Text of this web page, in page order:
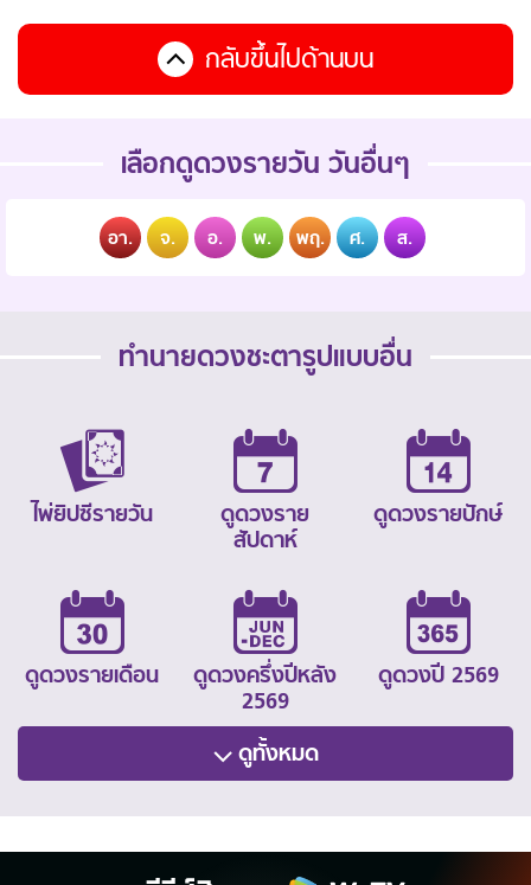
กลับขึ้นไปด้านบน
เลือกดูดวงรายวัน วันอื่นๆ
อา. จ. อ. พ. พฤ. ศ. ส.
ทำนายดวงชะตารูปแบบอื่น
ไพ่ยิปซีรายวัน
ดูดวงราย
สัปดาห์
ดูดวงรายปักษ์
ดูดวงรายเดือน
ดูดวงครึ่งปีหลัง
2569
ดูดวงปี 2569
ดูทั้งหมด